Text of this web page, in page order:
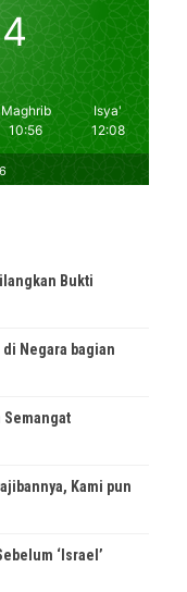
Bukti
di Negara bagian
Semangat
Kami pun
‘Israel’